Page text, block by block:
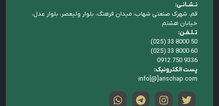
نـشـانـی:
قم، شهرک صنعتی شهاب، میدان فرهنگ، بلوار ولیعصر، بلوار عدل،
خیابان هشتم
تـلـفـن:
(025) 33 8000 50
(025) 33 8000 60
0912 750 9336
پست الکترونیک:
info[@]arischap.com